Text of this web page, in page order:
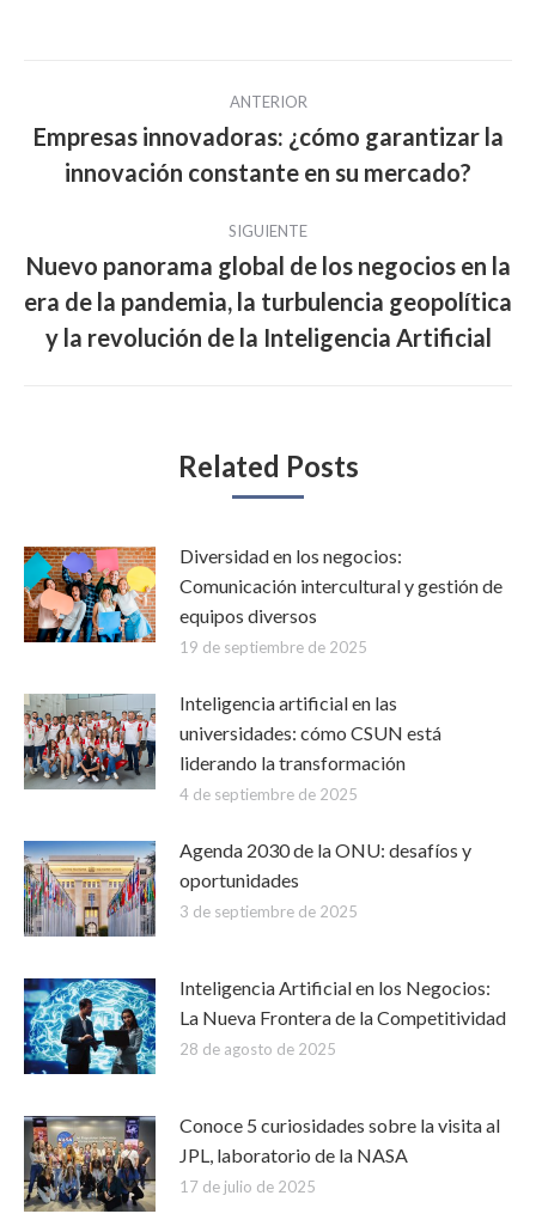
entre
publicaciones
ANTERIOR
Publicación
anterior:
Empresas innovadoras: ¿cómo garantizar la
innovación constante en su mercado?
SIGUIENTE
Publicación
siguiente:
Nuevo panorama global de los negocios en la
era de la pandemia, la turbulencia geopolítica
y la revolución de la Inteligencia Artificial
Related Posts
Diversidad en los negocios:
Comunicación intercultural y gestión de
equipos diversos
19 de septiembre de 2025
Inteligencia artificial en las
universidades: cómo CSUN está
liderando la transformación
4 de septiembre de 2025
Agenda 2030 de la ONU: desafíos y
oportunidades
3 de septiembre de 2025
Inteligencia Artificial en los Negocios:
La Nueva Frontera de la Competitividad
28 de agosto de 2025
Conoce 5 curiosidades sobre la visita al
JPL, laboratorio de la NASA
17 de julio de 2025